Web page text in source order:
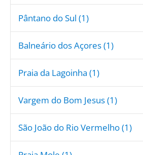
Pântano do Sul (1)
Balneário dos Açores (1)
Praia da Lagoinha (1)
Vargem do Bom Jesus (1)
São João do Rio Vermelho (1)